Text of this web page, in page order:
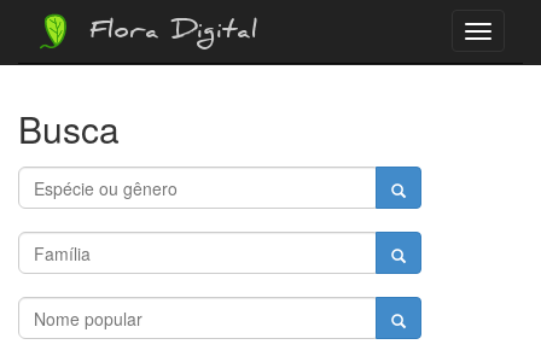
Menu
Flora Digital
Busca